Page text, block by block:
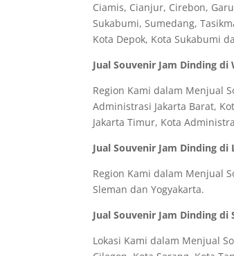
Ciamis, Cianjur, Cirebon,
Sukabumi, Sumedang,
Kota Depok, Kota Sukabumi
Jual Souvenir Jam Dinding di
Region Kami dalam Menjual
Administrasi Jakarta Barat,
Jakarta Timur, Kota
Jual Souvenir Jam Dinding
Region Kami dalam Menjual
Sleman dan Yogyakarta.
Jual Souvenir Jam Dinding di
Lokasi Kami dalam Menjual